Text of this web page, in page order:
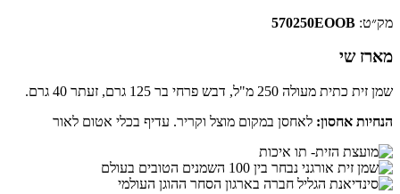
מק״ט: 570250EOOB
מארז שי
שמן זית כתית מעולה 250 מ"ל, דבש פרחי בר 125 גרם, זעתר 40 גרם.
הנחיות אחסון: לאחסן במקום מוצל וקריר. עדיף בכלי אטום לאור